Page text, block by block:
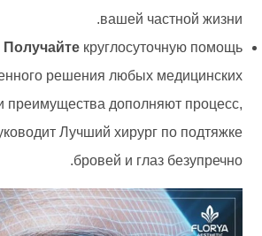
вашей частной жизни.
Получайтекруглосуточную помощь
решения любых медицинских
преимущества дополняют процесс,
Лучший хирург по подтяжке
бровей и глаз безупречно.